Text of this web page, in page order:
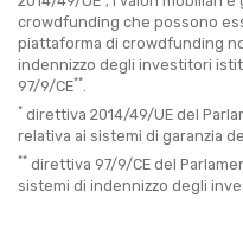
crowdfunding che possono
piattaforma di crowdfunding
indennizzo degli investitori
97/9/CE**
* direttiva 2014/49/UE del
relativa ai sistemi di garanzia
** direttiva 97/9/CE del
sistemi di indennizzo degli